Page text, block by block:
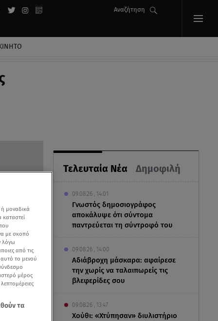
Αναζήτηση
Τελευταία Νέα Δημοφιλή
09.08.26 , 14:01
Γνωστός δημοσιογράφος
αποκάλυψε ότι σύντομα
παντρεύεται τη σύντροφό του
09.08.26 , 14:00
Αδιάβροχη μάσκαρα: αφαίρεσε
την χωρίς να ταλαιπωρείς τις
βλεφερίδες σου
09.08.26 , 13:47
Χούθι: «Χτύπησαν» διυλιστήριο
μοναδικά
με σκοπό
λόγω
από τις
αυτό το μενού
μέρος
τα